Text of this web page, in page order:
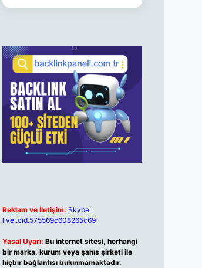
Reklam ve İletişim: Skype:
live:.cid.575569c608265c69
Yasal Uyarı: Bu internet sitesi, herhangi
bir marka, kurum veya şahıs şirketi ile
hiçbir bağlantısı bulunmamaktadır.